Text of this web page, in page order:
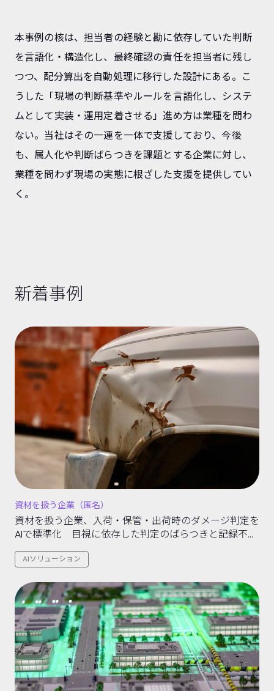
本事例の核は、担当者の経験と勘に依存していた判断
を言語化・構造化し、最終確認の責任を担当者に残し
つつ、配分算出を自動処理に移行した設計にある。こ
うした「現場の判断基準やルールを言語化し、システ
ムとして実装・運用定着させる」進め方は業種を問わ
ない。当社はその一連を一体で支援しており、今後
も、属人化や判断ばらつきを課題とする企業に対し、
業種を問わず現場の実態に根ざした支援を提供してい
く。
新着事例
資材を扱う企業（匿名）
資材を扱う企業、入荷・保管・出荷時のダメージ判定を
AIで標準化 目視に依存した判定のばらつきと記録不備
を解消する取り組み
AIソリューション